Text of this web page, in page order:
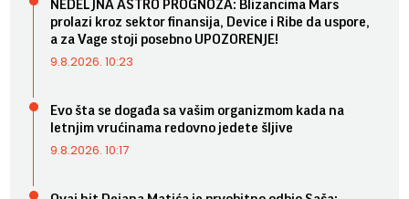
NEDELJNA ASTRO PROGNOZA: Blizancima Mars
prolazi kroz sektor finansija, Device i Ribe da uspore,
a za Vage stoji posebno UPOZORENJE!
9.8.2026. 10:23
Evo šta se događa sa vašim organizmom kada na
letnjim vrućinama redovno jedete šljive
9.8.2026. 10:17